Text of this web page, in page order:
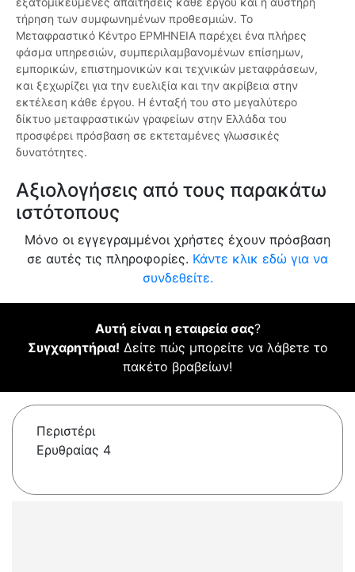
τήρηση των συμφωνημένων προθεσμιών. Το
Μεταφραστικό Κέντρο ΕΡΜΗΝΕΙΑ παρέχει ένα πλήρες
φάσμα υπηρεσιών, συμπεριλαμβανομένων επίσημων,
εμπορικών, επιστημονικών και τεχνικών μεταφράσεων,
και ξεχωρίζει για την ευελιξία και την ακρίβεια στην
εκτέλεση κάθε έργου. Η ένταξή του στο μεγαλύτερο
δίκτυο μεταφραστικών γραφείων στην Ελλάδα του
προσφέρει πρόσβαση σε εκτεταμένες γλωσσικές
δυνατότητες.
Αξιολογήσεις από τους παρακάτω
ιστότοπους
Μόνο οι εγγεγραμμένοι χρήστες έχουν πρόσβαση
σε αυτές τις πληροφορίες. Κάντε κλικ εδώ για να
συνδεθείτε.
Αυτή είναι η εταιρεία σας?
Συγχαρητήρια! Δείτε πώς μπορείτε να λάβετε το
πακέτο βραβείων!
Περιστέρι
Ερυθραίας 4